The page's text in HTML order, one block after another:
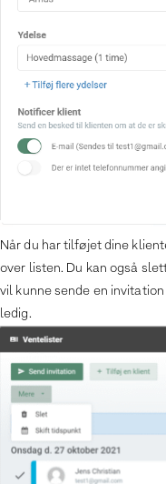
Når du har tilføjet dine
over listen. Du kan også
vil kunne sende en
ledig.